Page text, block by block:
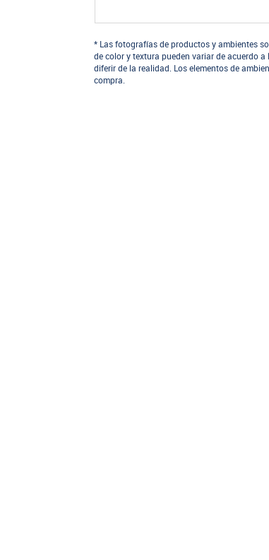
* Las fotografías de productos y ambientes
de color y textura pueden variar de acuerdo
diferir de la realidad. Los elementos de
compra.